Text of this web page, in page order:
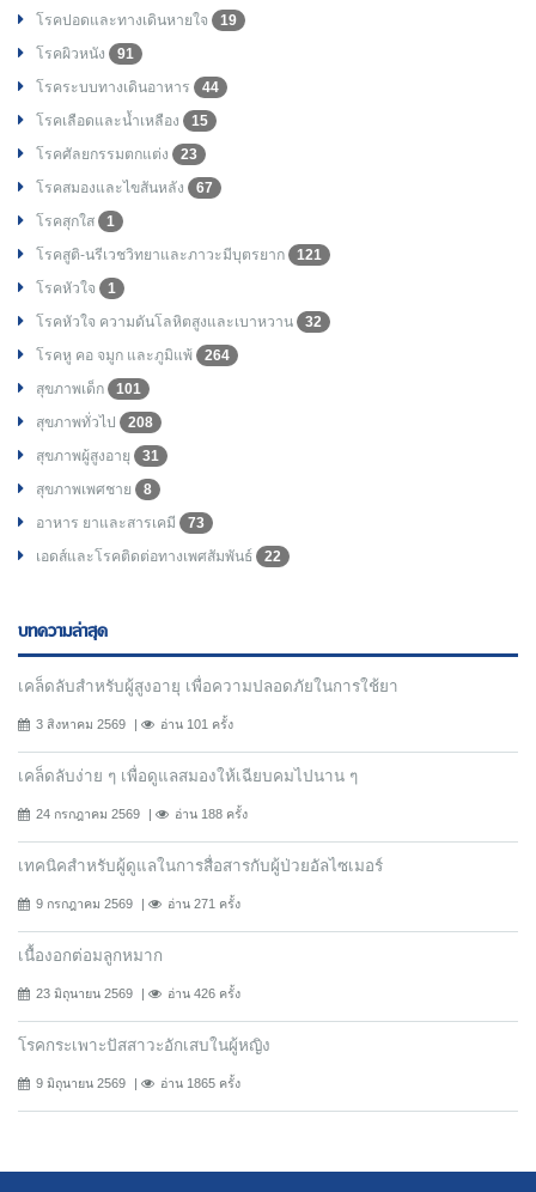
โรคปอดและทางเดินหายใจ
19
โรคผิวหนัง
91
โรคระบบทางเดินอาหาร
44
โรคเลือดและน้ำเหลือง
15
โรคศัลยกรรมตกแต่ง
23
โรคสมองและไขสันหลัง
67
โรคสุกใส
1
โรคสูติ-นรีเวชวิทยาและภาวะมีบุตรยาก
121
โรคหัวใจ
1
โรคหัวใจ ความดันโลหิตสูงและเบาหวาน
32
โรคหู คอ จมูก และภูมิแพ้
264
สุขภาพเด็ก
101
สุขภาพทั่วไป
208
สุขภาพผู้สูงอายุ
31
สุขภาพเพศชาย
8
อาหาร ยาและสารเคมี
73
เอดส์และโรคติดต่อทางเพศสัมพันธ์
22
บทความล่าสุด
เคล็ดลับสำหรับผู้สูงอายุ เพื่อความปลอดภัยในการใช้ยา
3 สิงหาคม 2569 อ่าน 101 ครั้ง
เคล็ดลับง่าย ๆ เพื่อดูแลสมองให้เฉียบคมไปนาน ๆ
24 กรกฎาคม 2569 อ่าน 188 ครั้ง
เทคนิคสำหรับผู้ดูแลในการสื่อสารกับผู้ป่วยอัลไซเมอร์
9 กรกฎาคม 2569 อ่าน 271 ครั้ง
เนื้องอกต่อมลูกหมาก
23 มิถุนายน 2569 อ่าน 426 ครั้ง
โรคกระเพาะปัสสาวะอักเสบในผู้หญิง
9 มิถุนายน 2569 อ่าน 1865 ครั้ง